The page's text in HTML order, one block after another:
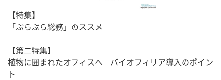
【特集】
「ぶらぶら総務」のススメ
【第二特集】
植物に囲まれたオフィスへ バイオフィリア導入のポイン
ト